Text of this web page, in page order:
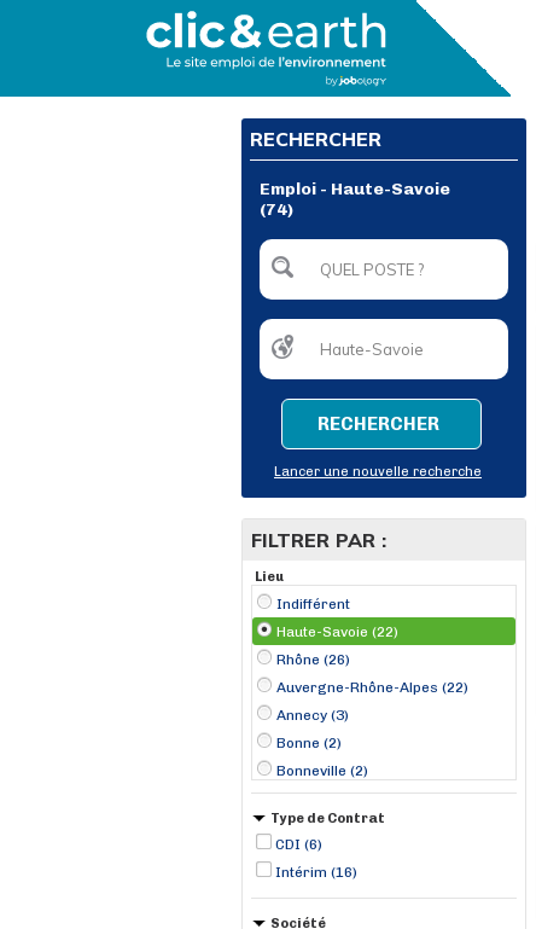
RECHERCHER
Emploi - Haute-Savoie
(74)
RECHERCHER
Lancer une nouvelle recherche
FILTRER PAR :
Lieu
Indifférent
Haute-Savoie (22)
Rhône (26)
Auvergne-Rhône-Alpes (22)
Annecy (3)
Bonne (2)
Bonneville (2)
Thonon-les-Bains (2)
Étrembières (2)
Annemasse (1)
Bons (1)
Type de Contrat
CDI (6)
Intérim (16)
Société